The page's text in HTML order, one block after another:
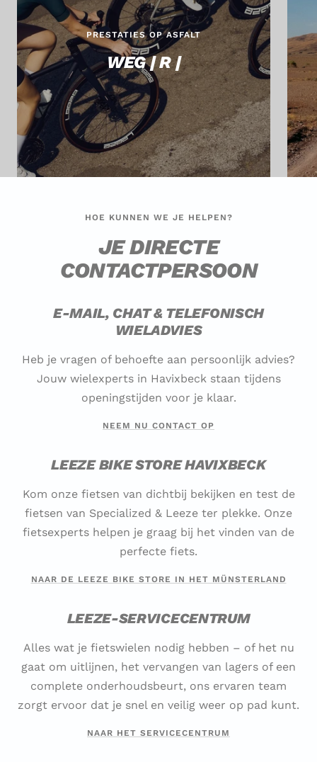
PRESTATIES OP ASFALT
WEG | R |
HOE KUNNEN WE JE HELPEN?
JE DIRECTE
CONTACTPERSOON
E-MAIL, CHAT & TELEFONISCH
WIELADVIES
Heb je vragen of behoefte aan persoonlijk advies?
Jouw wielexperts in Havixbeck staan tijdens
openingstijden voor je klaar.
NEEM NU CONTACT OP
LEEZE BIKE STORE HAVIXBECK
Kom onze fietsen van dichtbij bekijken en test de
fietsen van Specialized & Leeze ter plekke. Onze
fietsexperts helpen je graag bij het vinden van de
perfecte fiets.
NAAR DE LEEZE BIKE STORE IN HET MÜNSTERLAND
LEEZE-SERVICECENTRUM
Alles wat je fietswielen nodig hebben – of het nu
gaat om uitlijnen, het vervangen van lagers of een
complete onderhoudsbeurt, ons ervaren team
zorgt ervoor dat je snel en veilig weer op pad kunt.
NAAR HET SERVICECENTRUM